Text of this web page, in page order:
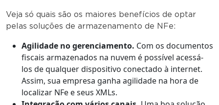
Veja só quais são os maiores benefícios de optar
pelas soluções de armazenamento de NFe:
Agilidade no gerenciamento. Com os documentos
fiscais armazenados na nuvem é possível acessá-
los de qualquer dispositivo conectado à internet.
Assim, sua empresa ganha agilidade na hora de
localizar NFe e seus XMLs.